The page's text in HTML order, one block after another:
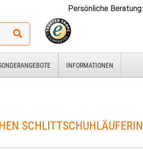
Persönliche Beratung:
INFORMATIONEN
SCHLITTSCHUHLÄUFERIN